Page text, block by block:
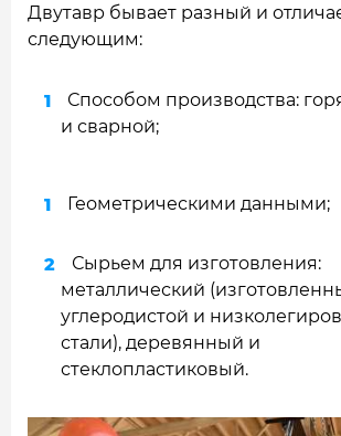
Двутавр бывает разный и
следующим:
Способом производства:
и сварной;
Геометрическими данными;
Сырьем для изготовления:
металлический
углеродистой и
стали), деревянный и
стеклопластиковый.